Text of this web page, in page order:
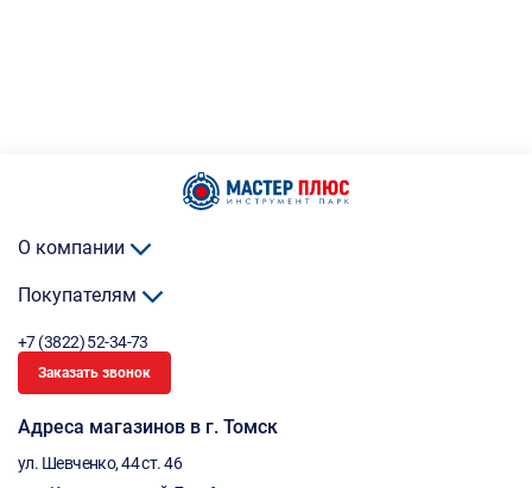
О компании
Покупателям
+7 (3822) 52-34-73
Заказать звонок
Адреса магазинов в г. Томск
ул. Шевченко, 44 ст. 46